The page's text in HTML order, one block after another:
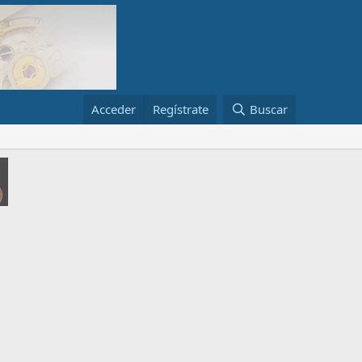
Acceder Regístrate Buscar